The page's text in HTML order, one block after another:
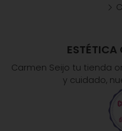
ESTÉTICA
Carmen Seijo tu tienda
y cuidado,